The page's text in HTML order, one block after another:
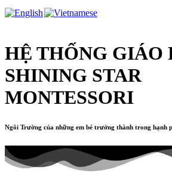
HỆ THỐNG GIÁO
SHINING STAR
MONTESSORI
Ngôi Trường của những em bé trưởng thành trong hạnh